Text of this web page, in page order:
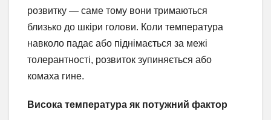
розвитку — саме тому вони тримаються
близько до шкіри голови. Коли температура
навколо падає або піднімається за межі
толерантності, розвиток зупиняється або
комаха гине.
Висока температура як потужний фактор